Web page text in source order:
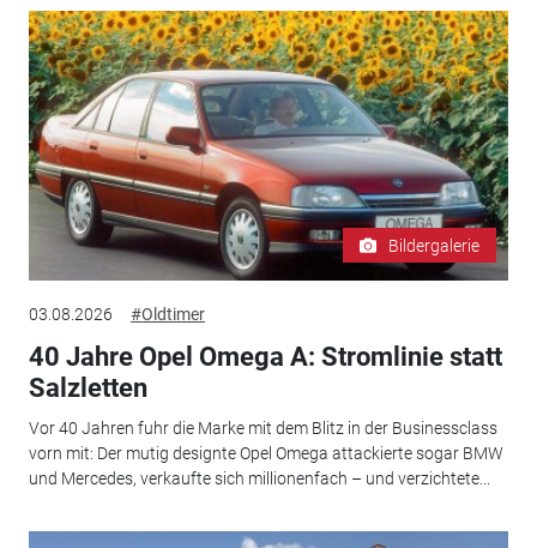
Bildergalerie
03.08.2026 #Oldtimer
40 Jahre Opel Omega A: Stromlinie statt
Salzletten
Vor 40 Jahren fuhr die Marke mit dem Blitz in der Businessclass
vorn mit: Der mutig designte Opel Omega attackierte sogar BMW
und Mercedes, verkaufte sich millionenfach – und verzichtete...